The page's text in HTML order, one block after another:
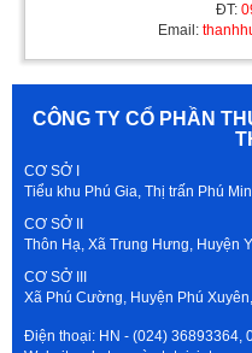
ĐT:
Email:
CÔNG TY CỔ PHẦN
CƠ SỞ I
Tiểu khu Phú Gia, Thị trấn Phú
CƠ SỞ II
Thôn Hạ, Xã Trung Hưng, Huyện
CƠ SỞ III
Xã Phú Cường, Huyện Phú
Điện thoại: HN - (024) 36893364,